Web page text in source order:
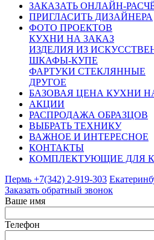
ЗАКАЗАТЬ ОНЛАЙН-
ПРИГЛАСИТЬ ДИЗАЙНЕРА
ФОТО ПРОЕКТОВ
КУХНИ НА ЗАКАЗ
ИЗДЕЛИЯ ИЗ
ШКАФЫ-КУПЕ
ФАРТУКИ СТЕКЛЯННЫЕ
ДРУГОЕ
БАЗОВАЯ ЦЕНА КУХНИ
АКЦИИ
РАСПРОДАЖА ОБРАЗЦОВ
ВЫБРАТЬ ТЕХНИКУ
ВАЖНОЕ И ИНТЕРЕСНОЕ
КОНТАКТЫ
КОМПЛЕКТУЮЩИЕ ДЛЯ
Пермь +7(342) 2-919-303
Заказать обратный звонок
Ваше имя
Телефон